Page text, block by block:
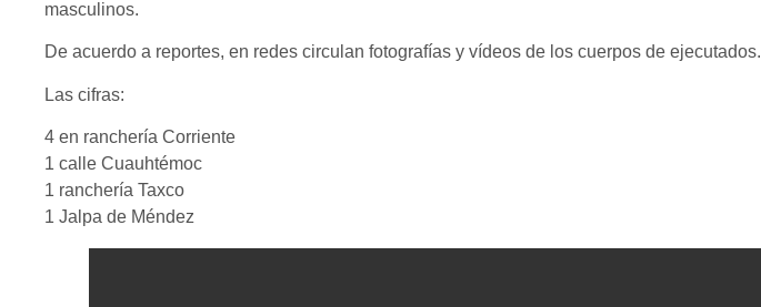
masculinos.
De acuerdo a reportes, en redes circulan fotografías y vídeos de los cuerpos de ejecutados.
Las cifras:
4 en ranchería Corriente
1 calle Cuauhtémoc
1 ranchería Taxco
1 Jalpa de Méndez